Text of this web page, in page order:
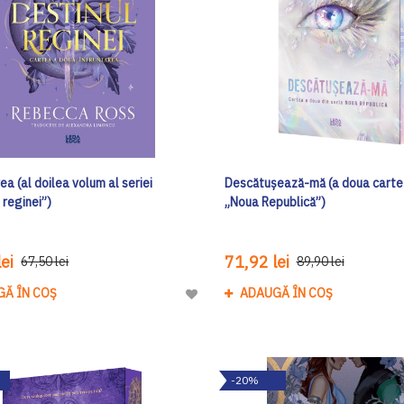
(al doilea volum al seriei
reginei”)
67,50 lei
ÎN COȘ
Adaugă
Dorinte
Descătușează-mă (a doua
„Noua Republică”)
71,92 lei 89,90 lei
ADAUGĂ ÎN COȘ
-20%